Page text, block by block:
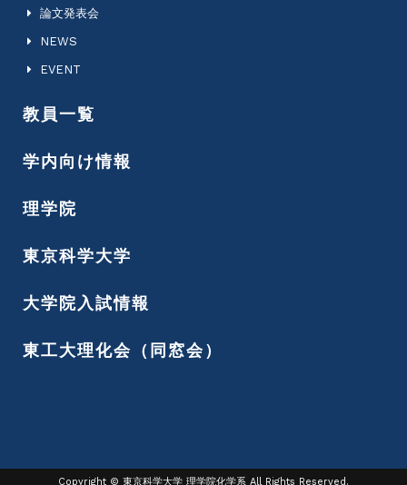
論文発表会
NEWS
EVENT
教員一覧
学内向け情報
理学院
東京科学大学
大学院入試情報
東工大理化会（同窓会）
Copyright © 東京科学大学 理学院化学系 All Rights Reserved.